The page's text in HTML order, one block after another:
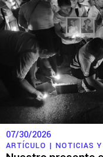
07/30/2026
ARTÍCULO | NOTICIAS